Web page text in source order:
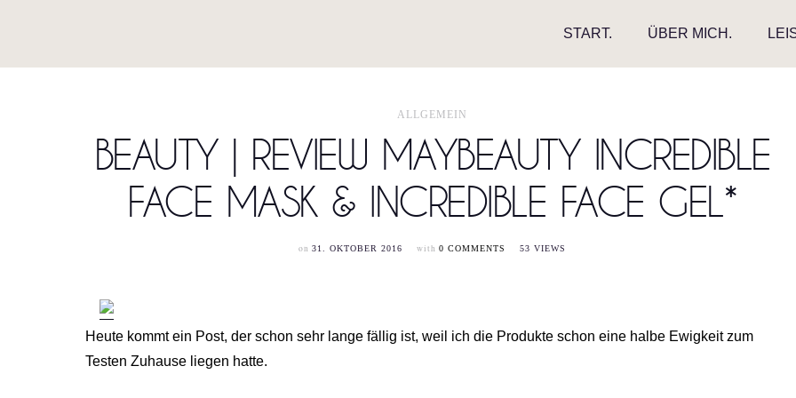
START. ÜBER MICH.
ALLGEMEIN
BEAUTY | REVIEW MAYBEAUTY INCREDIBLE
FACE MASK & INCREDIBLE FACE GEL*
on 31. OKTOBER 2016 with 0 COMMENTS 53 VIEWS
Heute kommt ein Post, der schon sehr lange fällig ist, weil ich die Produkte schon eine halbe Ewigkeit zum
Testen Zuhause liegen hatte.